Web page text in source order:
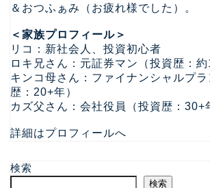
＆おつふぁみ（お疲れ様でした）。
＜家族プロフィール＞
リコ：新社会人、投資初心者
ロキ兄さん：元証券マン（投資歴：約
キンコ母さん：ファイナンシャルプ
歴：20+年）
カズ父さん：会社役員（投資歴：30+
詳細はプロフィールへ
検索
検索